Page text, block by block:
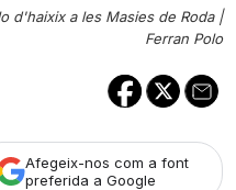
d'haixix a les Masies de Roda |
Ferran Polo
Afegeix-nos com a font
preferida a Google